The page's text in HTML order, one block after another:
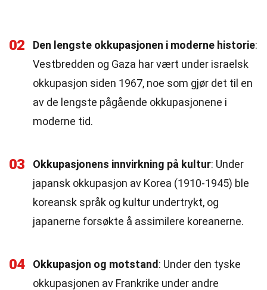
02 Den lengste okkupasjonen i moderne historie:
Vestbredden og Gaza har vært under israelsk
okkupasjon siden 1967, noe som gjør det til en
av de lengste pågående okkupasjonene i
moderne tid.
03 Okkupasjonens innvirkning på kultur: Under
japansk okkupasjon av Korea (1910-1945) ble
koreansk språk og kultur undertrykt, og
japanerne forsøkte å assimilere koreanerne.
04 Okkupasjon og motstand : Under den tyske
okkupasjonen av Frankrike under andre